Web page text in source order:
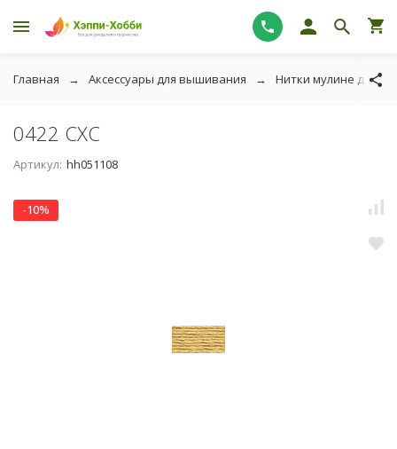
Главная Аксессуары для вышивания Нитки мулине для
0422 СХС
Артикул: hh051108
-10%